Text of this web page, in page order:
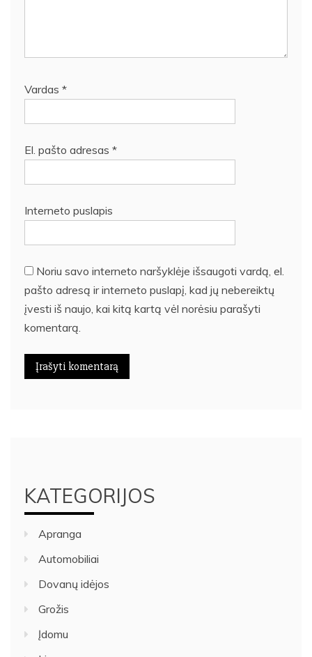
Vardas *
El. pašto adresas *
Interneto puslapis
Noriu savo interneto naršyklėje išsaugoti vardą, el.
pašto adresą ir interneto puslapį, kad jų nebereiktų
įvesti iš naujo, kai kitą kartą vėl norėsiu parašyti
komentarą.
KATEGORIJOS
Apranga
Automobiliai
Dovanų idėjos
Grožis
Įdomu